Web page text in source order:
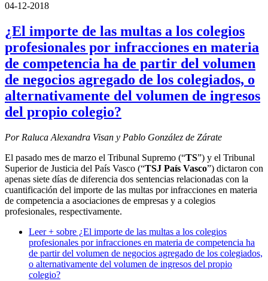
04-12-2018
¿El importe de las multas a los colegios
profesionales por infracciones en materia
de competencia ha de partir del volumen
de negocios agregado de los colegiados, o
alternativamente del volumen de ingresos
del propio colegio?
Por Raluca Alexandra Visan y Pablo González de Zárate
El pasado mes de marzo el Tribunal Supremo (“TS”) y el Tribunal
Superior de Justicia del País Vasco (“TSJ País Vasco”) dictaron con
apenas siete días de diferencia dos sentencias relacionadas con la
cuantificación del importe de las multas por infracciones en materia
de competencia a asociaciones de empresas y a colegios
profesionales, respectivamente.
Leer + sobre ¿El importe de las multas a los colegios
profesionales por infracciones en materia de competencia ha
de partir del volumen de negocios agregado de los colegiados,
o alternativamente del volumen de ingresos del propio
colegio?